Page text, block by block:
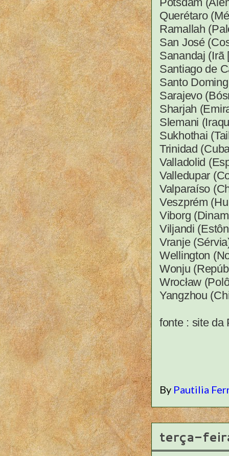
Querétaro
Ramallah
San José
Sanandaj (Irã
Santiago de
Santo
Sarajevo
Sharjah
Slemani
Sukhothai
Trinidad
Valladolid
Valledupar
Valparaíso
Veszprém
Viborg
Viljandi
Vranje
Wellington
Wonju
Wrocław
Yangzhou
fonte : site da
By Pautilia
terça-